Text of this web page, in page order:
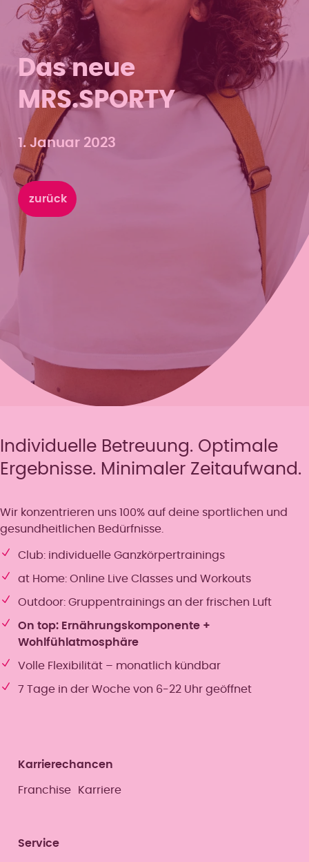
Das neue
MRS.SPORTY
1. Januar 2023
zurück
Individuelle Betreuung. Optimale
Ergebnisse. Minimaler Zeitaufwand.
Wir konzentrieren uns 100% auf deine sportlichen und
gesundheitlichen Bedürfnisse.
Club: individuelle Ganzkörpertrainings
at Home: Online Live Classes und Workouts
Outdoor: Gruppentrainings an der frischen Luft
On top: Ernährungskomponente +
Wohlfühlatmosphäre
Volle Flexibilität – monatlich kündbar
7 Tage in der Woche von 6-22 Uhr geöffnet
Karrierechancen
Franchise Karriere
Service